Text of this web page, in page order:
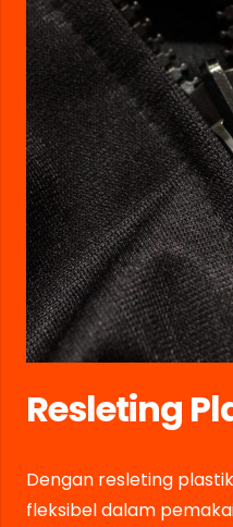
Resleting
Dengan resleting
fleksibel dalam